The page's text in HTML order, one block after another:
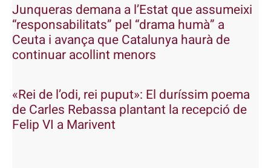
Junqueras demana a l’Estat que assumeixi
“responsabilitats” pel “drama humà” a
Ceuta i avança que Catalunya haurà de
continuar acollint menors
«Rei de l’odi, rei puput»: El duríssim poema
de Carles Rebassa plantant la recepció de
Felip VI a Marivent